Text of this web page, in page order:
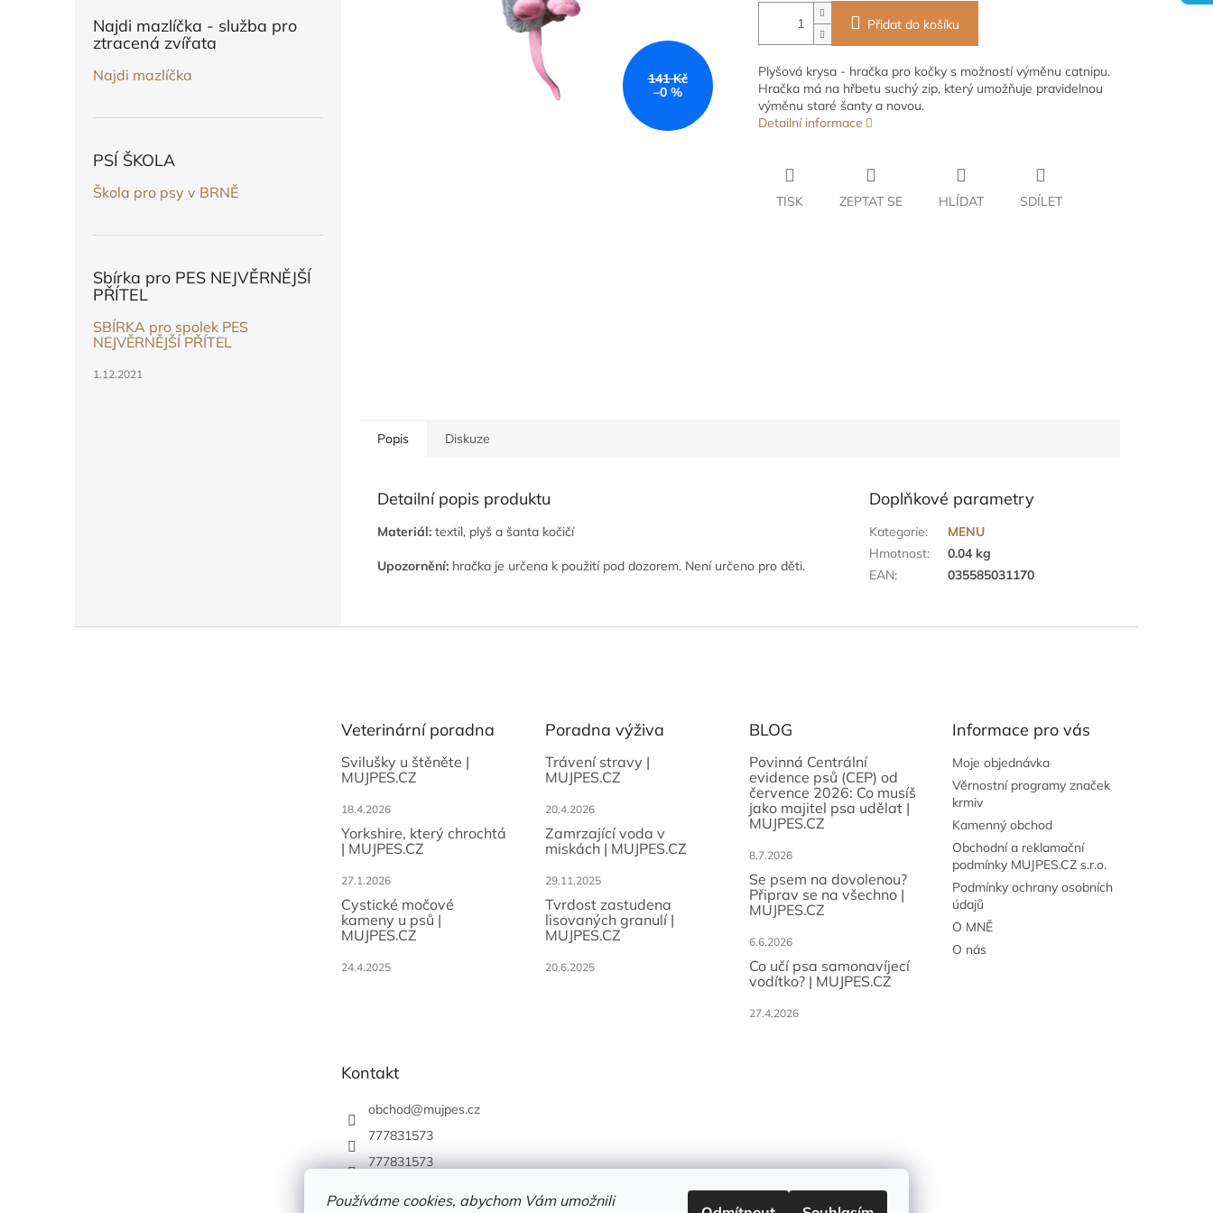
Používáme cookies, abychom Vám umožnili
Najdi mazlíčka - služba pro
ztracená zvířata
Najdi mazlíčka
PSÍ ŠKOLA
Škola pro psy v BRNĚ
Sbírka pro PES NEJVĚRNĚJŠÍ
PŘÍTEL
SBÍRKA pro spolek PES
NEJVĚRNĚJŠÍ PŘÍTEL
1.12.2021
141 Kč
–0 %
Přidat do košíku
Plyšová krysa - hračka pro kočky s možností výměnu catnipu.
Hračka má na hřbetu suchý zip, který umožňuje pravidelnou
výměnu staré šanty a novou.
Detailní informace
TISK ZEPTAT SE HLÍDAT SDÍLET
Popis Diskuze
Detailní popis produktu
Materiál: textil, plyš a šanta kočičí
Upozornění: hračka je určena k použití pod dozorem. Není určeno pro děti.
Doplňkové parametry
Kategorie:
MENU
Hmotnost:
0.04 kg
EAN: 035585031170
Veterinární poradna
Svilušky u štěněte |
MUJPES.CZ
18.4.2026
Yorkshire, který chrochtá
| MUJPES.CZ
27.1.2026
Cystické močové
kameny u psů |
MUJPES.CZ
24.4.2025
Poradna výživa
Trávení stravy |
MUJPES.CZ
20.4.2026
Zamrzající voda v
miskách | MUJPES.CZ
29.11.2025
Tvrdost zastudena
lisovaných granulí |
MUJPES.CZ
20.6.2025
BLOG
Povinná Centrální
evidence psů (CEP) od
července 2026: Co musíš
jako majitel psa udělat |
MUJPES.CZ
8.7.2026
Se psem na dovolenou?
Připrav se na všechno |
MUJPES.CZ
6.6.2026
Co učí psa samonavíjecí
vodítko? | MUJPES.CZ
27.4.2026
Informace pro vás
Moje objednávka
Věrnostní programy značek
krmiv
Kamenný obchod
Obchodní a reklamační
podmínky MUJPES.CZ s.r.o.
Podmínky ochrany osobních
údajů
O MNĚ
O nás
Kontakt
obchod@mujpes.cz
777831573
777831573